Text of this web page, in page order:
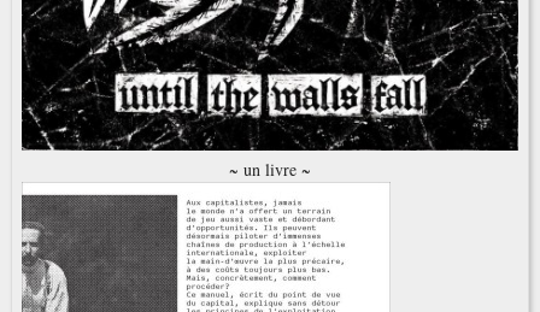
~ un livre ~